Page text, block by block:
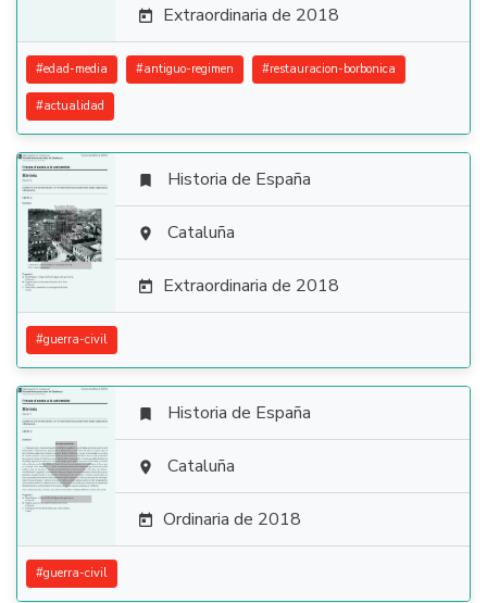
 Extraordinaria de 2018
#edad-media #antiguo-regimen #restauracion-borbonica
#actualidad

 Historia de España
 Cataluña
 Extraordinaria de 2018
#guerra-civil

 Historia de España
 Cataluña
 Ordinaria de 2018
#guerra-civil